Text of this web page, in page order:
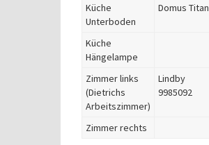
Küche
Unterboden
Domus Titan
Küche
Hängelampe
Zimmer links
(Dietrichs
Arbeitszimmer)
Lindby
9985092
Zimmer rechts